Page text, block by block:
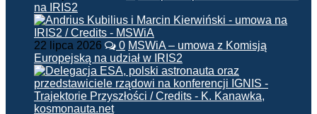
na IRIS2
22 lipca 2026 0 MSWiA – umowa z Komisją
Europejską na udział w IRIS2